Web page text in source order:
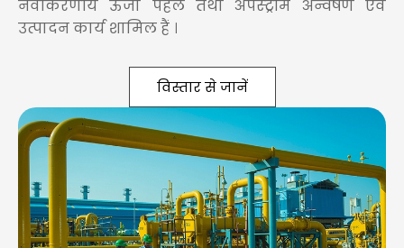
नवीकरणीय ऊर्जा पहलें तथा अपस्ट्रीम अन्वेषण एवं
उत्पादन कार्य शामिल हैं ।
विस्तार से जानें